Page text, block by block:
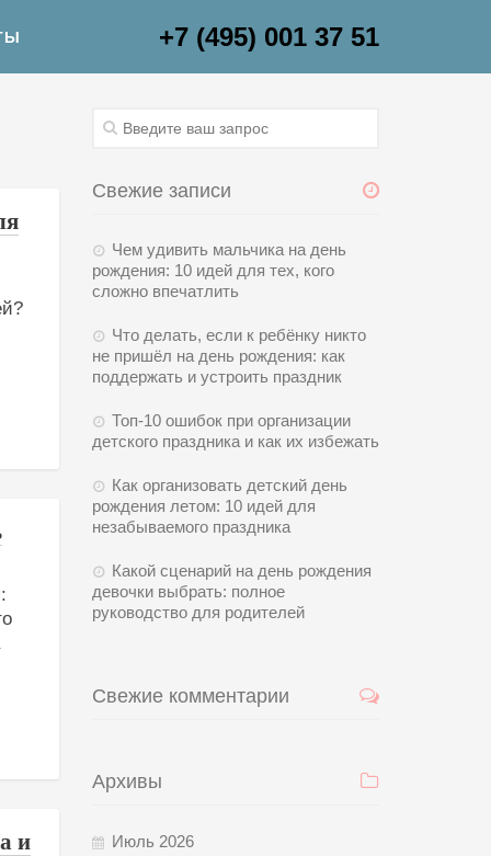
+7 (495) 001 37 51
и
Свежие записи
Чем удивить мальчика на день
рождения: 10 идей для тех, кого
сложно впечатлить
Что делать, если к ребёнку никто
не пришёл на день рождения: как
поддержать и устроить праздник
Топ-10 ошибок при организации
детского праздника и как их избежать
Как организовать детский день
рождения летом: 10 идей для
незабываемого праздника
Какой сценарий на день рождения
девочки выбрать: полное
руководство для родителей
Свежие комментарии
Архивы
Июль 2026